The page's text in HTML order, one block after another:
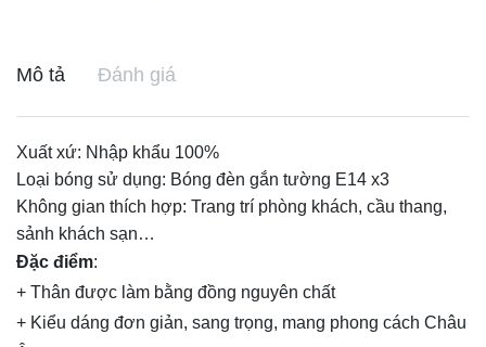
Mô tả Đánh giá
Xuất xứ: Nhập khẩu 100%
Loại bóng sử dụng: Bóng đèn gắn tường E14 x3
Không gian thích hợp: Trang trí phòng khách, cầu thang,
sảnh khách sạn…
Đặc điểm:
+ Thân được làm bằng đồng nguyên chất
+ Kiểu dáng đơn giản, sang trọng, mang phong cách Châu